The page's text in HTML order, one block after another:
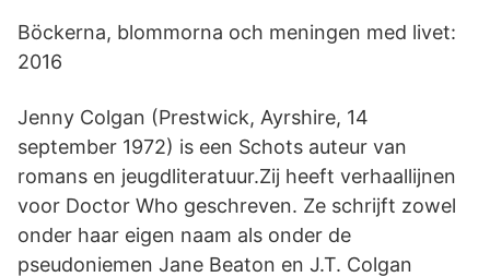
Böckerna, blommorna och meningen med livet:
2016
Jenny Colgan (Prestwick, Ayrshire, 14
september 1972) is een Schots auteur van
romans en jeugdliteratuur.Zij heeft verhaallijnen
voor Doctor Who geschreven. Ze schrijft zowel
onder haar eigen naam als onder de
pseudoniemen Jane Beaton en J.T. Colgan